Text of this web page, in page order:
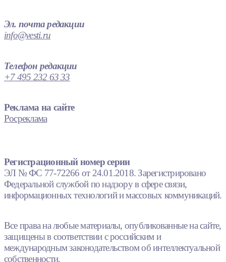
Эл. почта редакции
info@vesti.ru
Телефон редакции
+7 495 232 63 33
Реклама на сайте
Росреклама
Регистрационный номер серии
ЭЛ № ФС 77-72266 от 24.01.2018. Зарегистрировано
Федеральной службой по надзору в сфере связи,
информационных технологий и массовых коммуникаций.
Все права на любые материалы, опубликованные на сайте,
защищены в соответствии с российским и
международным законодательством об интеллектуальной
собственности.